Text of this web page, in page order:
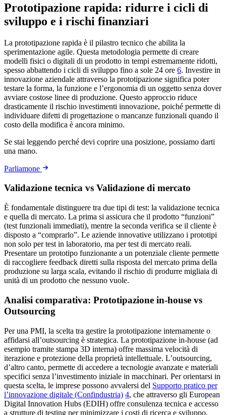
Prototipazione rapida: ridurre i cicli di
sviluppo e i rischi finanziari
La prototipazione rapida è il pilastro tecnico che abilita la
sperimentazione agile. Questa metodologia permette di creare
modelli fisici o digitali di un prodotto in tempi estremamente ridotti,
spesso abbattendo i cicli di sviluppo fino a sole 24 ore 6. Investire in
innovazione aziendale attraverso la prototipazione significa poter
testare la forma, la funzione e l’ergonomia di un oggetto senza dover
avviare costose linee di produzione. Questo approccio riduce
drasticamente il rischio investimenti innovazione, poiché permette di
individuare difetti di progettazione o mancanze funzionali quando il
costo della modifica è ancora minimo.
Se stai leggendo perché devi coprire una posizione, possiamo darti
una mano.
Parliamone
Validazione tecnica vs Validazione di mercato
È fondamentale distinguere tra due tipi di test: la validazione tecnica
e quella di mercato. La prima si assicura che il prodotto “funzioni”
(test funzionali immediati), mentre la seconda verifica se il cliente è
disposto a “comprarlo”. Le aziende innovative utilizzano i prototipi
non solo per test in laboratorio, ma per test di mercato reali.
Presentare un prototipo funzionante a un potenziale cliente permette
di raccogliere feedback diretti sulla risposta del mercato prima della
produzione su larga scala, evitando il rischio di produrre migliaia di
unità di un prodotto che nessuno vuole.
Analisi comparativa: Prototipazione in-house vs
Outsourcing
Per una PMI, la scelta tra gestire la prototipazione internamente o
affidarsi all’outsourcing è strategica. La prototipazione in-house (ad
esempio tramite stampa 3D interna) offre massima velocità di
iterazione e protezione della proprietà intellettuale. L’outsourcing,
d’altro canto, permette di accedere a tecnologie avanzate e materiali
specifici senza l’investimento iniziale in macchinari. Per orientarsi in
questa scelta, le imprese possono avvalersi del Supporto pratico per
l’innovazione digitale (Confindustria) 4, che attraverso gli European
Digital Innovation Hubs (EDIH) offre consulenza tecnica e accesso
a strutture di testing per minimizzare i costi di ricerca e sviluppo.